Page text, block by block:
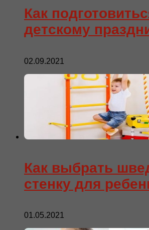
Как
детскому
02.09.2021
Как выбрать
стенку для
01.05.2021